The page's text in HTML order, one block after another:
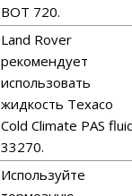
ВОТ 720.
Land Rover
рекомендует
использовать
жидкость Texaco
Cold Climate PAS
33270.
Используйте